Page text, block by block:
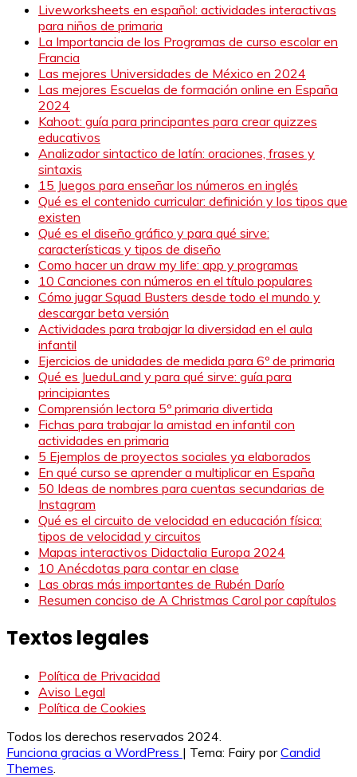
Liveworksheets en español: actividades interactivas
para niños de primaria
La Importancia de los Programas de curso escolar en
Francia
Las mejores Universidades de México en 2024
Las mejores Escuelas de formación online en España
2024
Kahoot: guía para principantes para crear quizzes
educativos
Analizador sintactico de latín: oraciones, frases y
sintaxis
15 Juegos para enseñar los números en inglés
Qué es el contenido curricular: definición y los tipos que
existen
Qué es el diseño gráfico y para qué sirve:
características y tipos de diseño
Como hacer un draw my life: app y programas
10 Canciones con números en el título populares
Cómo jugar Squad Busters desde todo el mundo y
descargar beta versión
Actividades para trabajar la diversidad en el aula
infantil
Ejercicios de unidades de medida para 6º de primaria
Qué es JueduLand y para qué sirve: guía para
principiantes
Comprensión lectora 5º primaria divertida
Fichas para trabajar la amistad en infantil con
actividades en primaria
5 Ejemplos de proyectos sociales ya elaborados
En qué curso se aprender a multiplicar en España
50 Ideas de nombres para cuentas secundarias de
Instagram
Qué es el circuito de velocidad en educación física:
tipos de velocidad y circuitos
Mapas interactivos Didactalia Europa 2024
10 Anécdotas para contar en clase
Las obras más importantes de Rubén Darío
Resumen conciso de A Christmas Carol por capítulos
Textos legales
Política de Privacidad
Aviso Legal
Política de Cookies
Todos los derechos reservados 2024.
Funciona gracias a WordPress | Tema: Fairy porCandid
Themes